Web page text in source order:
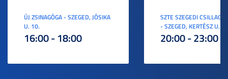
ÚJ ZSINAGÓGA - SZEGED, JÓSIKA
U. 10.
16:00 - 18:00
SZTE SZEGEDI
- SZEGED, KERTÉSZ U. 3.
20:00 - 23:00